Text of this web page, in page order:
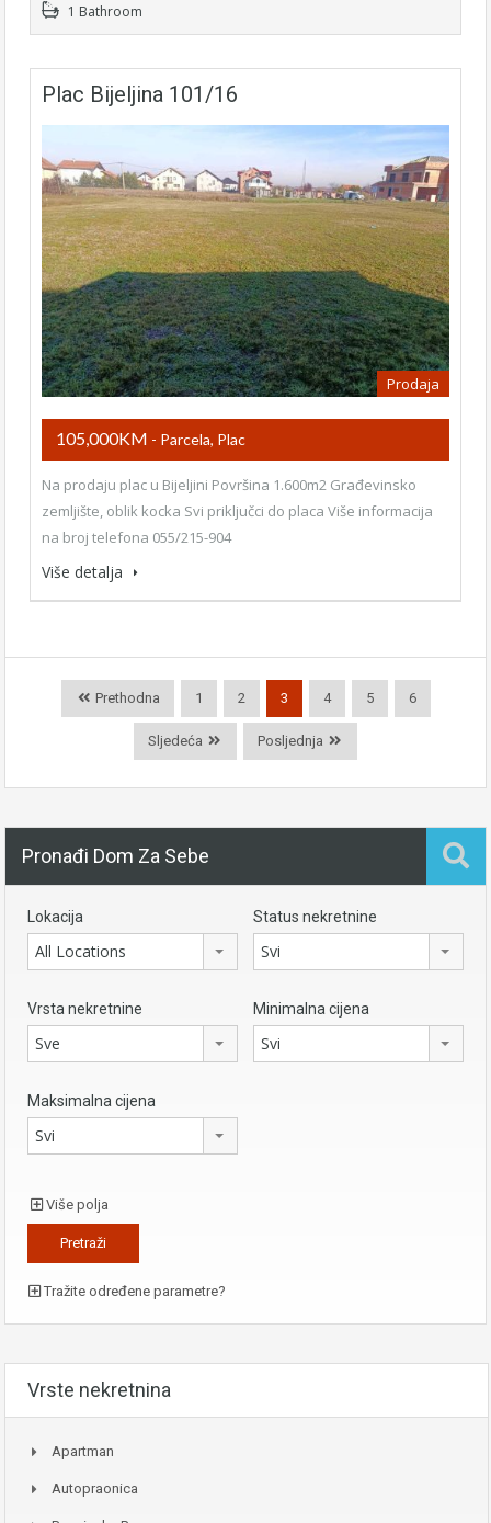
1 Bathroom
Plac Bijeljina 101/16
Prodaja
105,000KM - Parcela, Plac
Na prodaju plac u Bijeljini Površina 1.600m2 Građevinsko
zemljište, oblik kocka Svi priključci do placa Više informacija
na broj telefona 055/215-904
Više detalja
Prethodna 1 2 3 4 5 6
Sljedeća Posljednja
Pronađi Dom Za Sebe
Lokacija
All Locations
Status nekretnine
Svi
Vrsta nekretnine
Sve
Minimalna cijena
Svi
Maksimalna cijena
Svi
Više polja
Tražite određene parametre?
Vrste nekretnina
Apartman
Autopraonica